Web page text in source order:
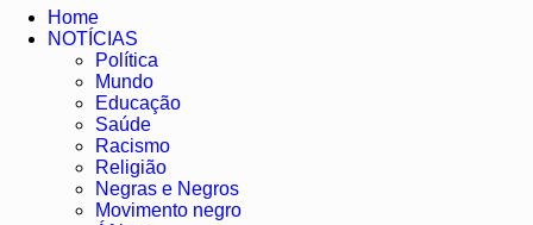
Home
NOTÍCIAS
Política
Mundo
Educação
Saúde
Racismo
Religião
Negras e Negros
Movimento negro